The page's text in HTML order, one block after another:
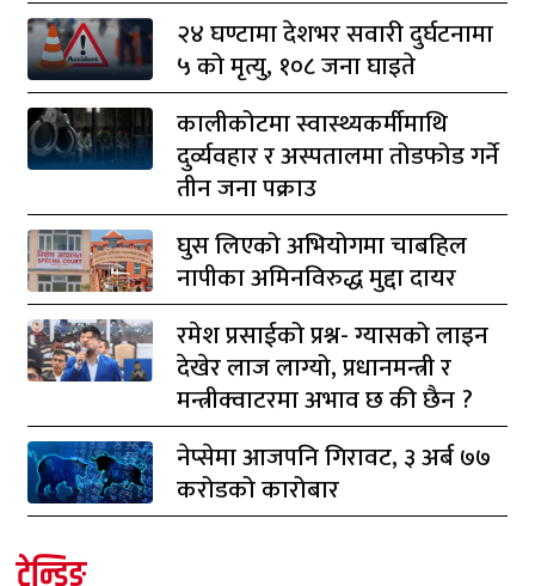
२४ घण्टामा देशभर सवारी दुर्घटनामा
५ को मृत्यु, १०८ जना घाइते
कालीकोटमा स्वास्थ्यकर्मीमाथि
दुर्व्यवहार र अस्पतालमा तोडफोड गर्ने
तीन जना पक्राउ
घुस लिएको अभियोगमा चाबहिल
नापीका अमिनविरुद्ध मुद्दा दायर
रमेश प्रसाईको प्रश्न- ग्यासको लाइन
देखेर लाज लाग्यो, प्रधानमन्त्री र
मन्त्रीक्वाटरमा अभाव छ की छैन ?
नेप्सेमा आजपनि गिरावट, ३ अर्ब ७७
करोडको कारोबार